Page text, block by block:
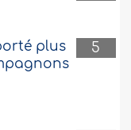
5
plus